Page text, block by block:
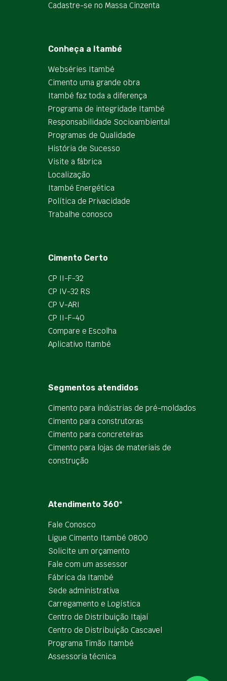
Cadastre-se no Massa Cinzenta
Conheça a Itambé
Webséries Itambé
Cimento uma grande obra
Itambé faz toda a diferença
Programa de integridade Itambé
Responsabilidade Socioambiental
Programas de Qualidade
História de Sucesso
Visite a fábrica
Localização
Itambé Energética
Política de Privacidade
Trabalhe conosco
Cimento Certo
CP II-F-32
CP IV-32 RS
CP V-ARI
CP II-F-40
Compare e Escolha
Aplicativo Itambé
Segmentos atendidos
Cimento para indústrias de pré-moldados
Cimento para construtoras
Cimento para concreteiras
Cimento para lojas de materiais de
construção
Atendimento 360º
Fale Conosco
Ligue Cimento Itambé 0800
Solicite um orçamento
Fale com um assessor
Fábrica da Itambé
Sede administrativa
Carregamento e Logística
Centro de Distribuição Itajaí
Centro de Distribuição Cascavel
Programa Timão Itambé
Assessoria técnica